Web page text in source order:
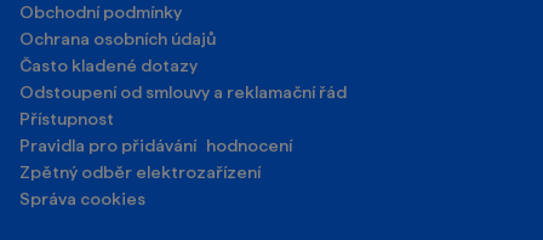
Obchodní podmínky
Ochrana osobních údajů
Často kladené dotazy
Odstoupení od smlouvy a reklamační řád
Přístupnost
Pravidla pro přidávání hodnocení
Zpětný odběr elektrozařízení
Správa cookies